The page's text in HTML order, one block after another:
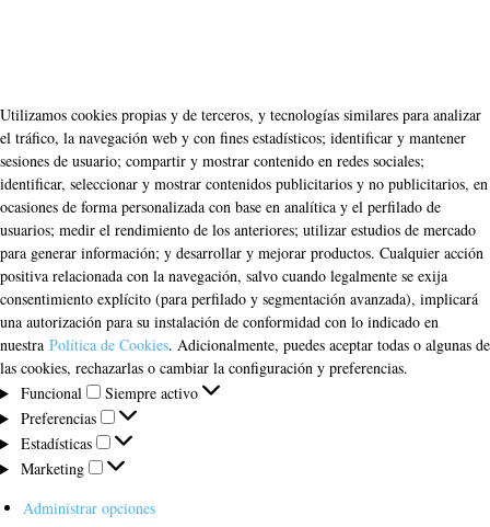
Utilizamos cookies propias y de terceros, y tecnologías similares para analizar
el tráfico, la navegación web y con fines estadísticos; identificar y mantener
sesiones de usuario; compartir y mostrar contenido en redes sociales;
identificar, seleccionar y mostrar contenidos publicitarios y no publicitarios, en
ocasiones de forma personalizada con base en analítica y el perfilado de
usuarios; medir el rendimiento de los anteriores; utilizar estudios de mercado
para generar información; y desarrollar y mejorar productos. Cualquier acción
positiva relacionada con la navegación, salvo cuando legalmente se exija
consentimiento explícito (para perfilado y segmentación avanzada), implicará
una autorización para su instalación de conformidad con lo indicado en
nuestra Política de Cookies. Adicionalmente, puedes aceptar todas o algunas de
las cookies, rechazarlas o cambiar la configuración y preferencias.
Funcional
Funcional
Siempre activo
Preferencias
Preferencias
Estadísticas
Estadísticas
Marketing
Marketing
Administrar opciones